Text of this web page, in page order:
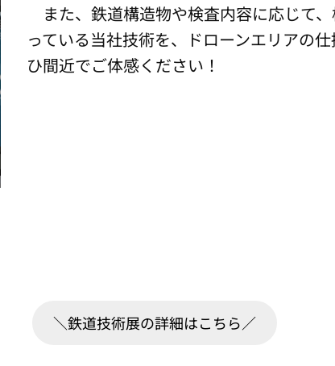
また、鉄道構造物や検査内容に応じて
っている当社技術を、ドローンエリアの
ひ間近でご体感ください！
＼鉄道技術展の詳細はこちら／